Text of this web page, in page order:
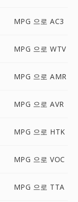
MPG 으로 AC3
MPG 으로 WTV
MPG 으로 AMR
MPG 으로 AVR
MPG 으로 HTK
MPG 으로 VOC
MPG 으로 TTA